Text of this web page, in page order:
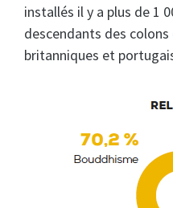
installés il y a plus de 1
descendants des
britanniques et